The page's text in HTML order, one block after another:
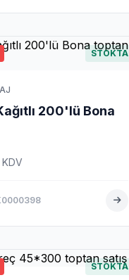
STOKTA
200'lü Bona
KDV
STOKTA